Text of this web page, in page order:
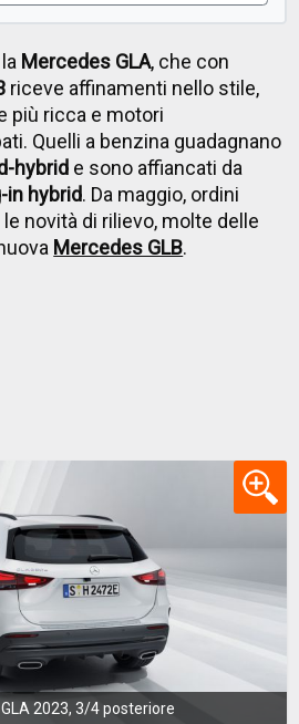
Mercedes GLA, che con
riceve affinamenti nello stile,
più ricca e motori
Quelli a benzina guadagnano
hybrid e sono affiancati da
in hybrid. Da maggio, ordini
novità di rilievo, molte delle
Mercedes GLB.
2023, 3/4 posteriore